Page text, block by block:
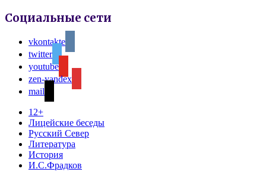
Социальные сети
vkontakte
twitter
youtube
zen-yandex
mail
12+
Лицейские беседы
Русский Север
Литература
История
И.С.Фрадков